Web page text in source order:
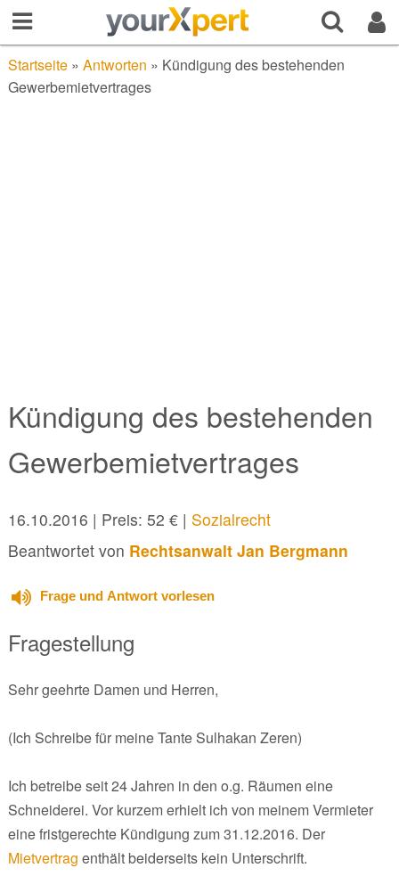
Startseite» Antworten » Kündigung des bestehenden
Gewerbemietvertrages
Kündigung des bestehenden
Gewerbemietvertrages
16.10.2016 | Preis: 52 € | Sozialrecht
Beantwortet von Rechtsanwalt Jan Bergmann
Frage und Antwort vorlesen
Fragestellung
Sehr geehrte Damen und Herren,
(Ich Schreibe für meine Tante Sulhakan Zeren)
Ich betreibe seit 24 Jahren in den o.g. Räumen eine
Schneiderei. Vor kurzem erhielt ich von meinem Vermieter
eine fristgerechte Kündigung zum 31.12.2016. Der
Mietvertrag enthält beiderseits kein Unterschrift.